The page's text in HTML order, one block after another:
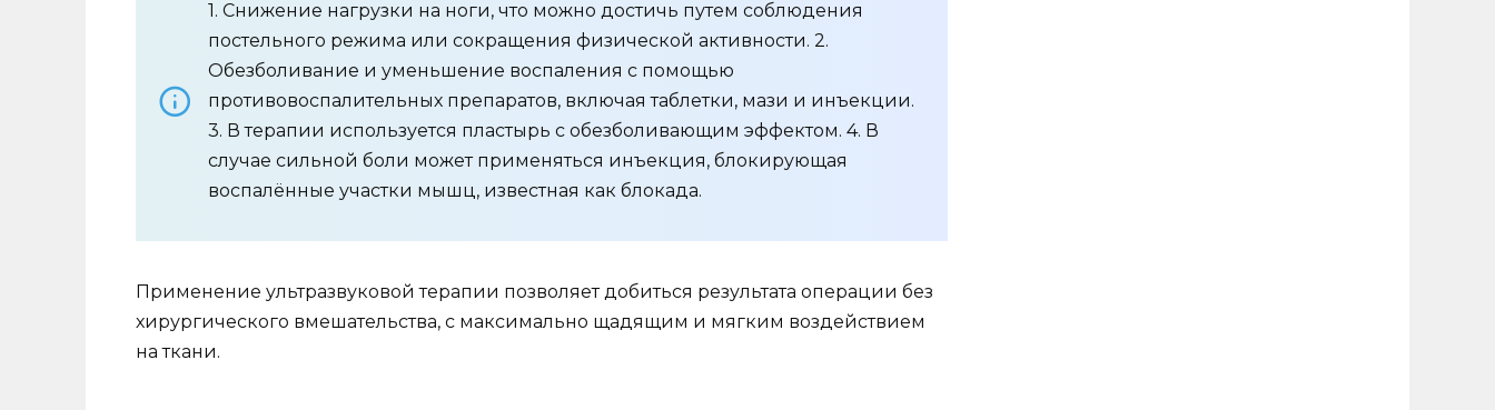
1. Снижение нагрузки на ноги, что можно достичь путем соблюдения
постельного режима или сокращения физической активности. 2.
Обезболивание и уменьшение воспаления с помощью
противовоспалительных препаратов, включая таблетки, мази и инъекции.
3. В терапии используется пластырь с обезболивающим эффектом. 4. В
случае сильной боли может применяться инъекция, блокирующая
воспалённые участки мышц, известная как блокада.
Применение ультразвуковой терапии позволяет добиться результата операции без
хирургического вмешательства, с максимально щадящим и мягким воздействием
на ткани.